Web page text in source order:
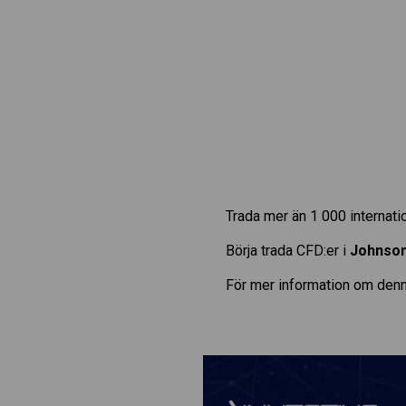
Trada mer än 1 000
Börja trada CFD:er i
För mer information om